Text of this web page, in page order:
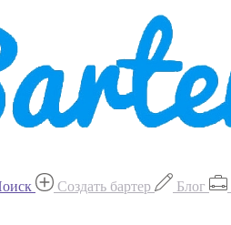
Создать бартер Блог